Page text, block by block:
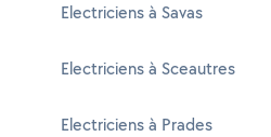
Electriciens à Savas
Electriciens à Sceautres
Electriciens à Prades